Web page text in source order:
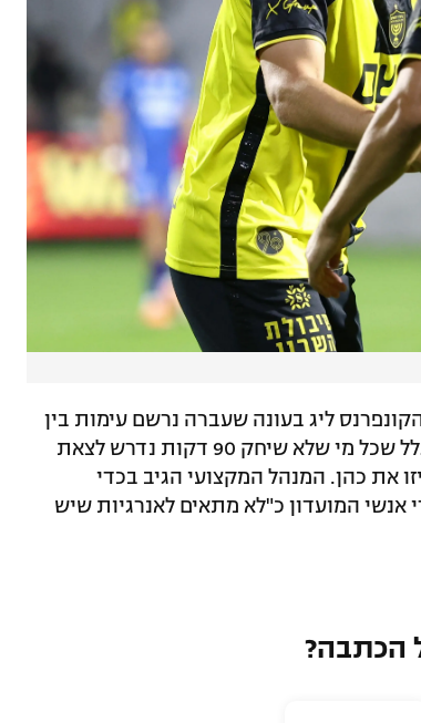
ליג בעונה שעברה נרשם עימות בין
המנהל המקצועי לקפטן. שועה היה עצבני בסיום בגלל שכל מי שלא שיחק 90 דקות נדרש לצאת
את כהן. המנהל המקצועי הגיב בכדי
אנשי המועדון כ"לא מתאים לאנרגיות שיש
הכתבה?